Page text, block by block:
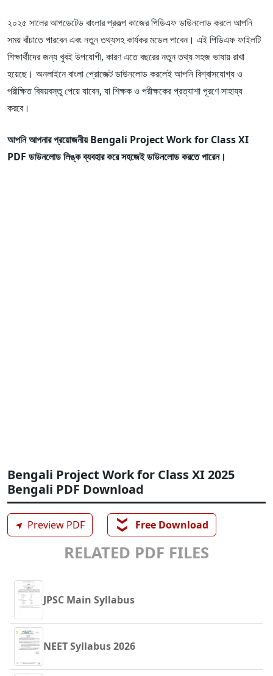
২০২৫ সালের আপডেটেড বাংলার প্রকল্প কাজের পিডিএফ ডাউনলোড করলে আপনি
সময় বাঁচাতে পারবেন এবং নতুন তথ্যসহ কার্যকর মডেল পাবেন। এই পিডিএফ ফাইলটি
শিক্ষার্থীদের জন্য খুবই উপযোগী, কারণ এতে বছরের নতুন তথ্য সহজ ভাষায় রাখা
হয়েছে। অনলাইনে বাংলা প্রোজেক্ট ডাউনলোড করলেই আপনি বিশ্বাসযোগ্য ও
পরীক্ষিত বিষয়বস্তু পেয়ে যাবেন, যা শিক্ষক ও পরীক্ষকের প্রত্যাশা পূরণে সাহায্য
করবে।
আপনি আপনার প্রয়োজনীয় Bengali Project Work for Class XI
PDF ডাউনলোড লিঙ্ক ব্যবহার করে সহজেই ডাউনলোড করতে পারেন।
Bengali Project Work for Class XI 2025
Bengali PDF Download
➤ Preview PDF ❯❯ Free Download
RELATED PDF FILES
JPSC Main Syllabus
NEET Syllabus 2026